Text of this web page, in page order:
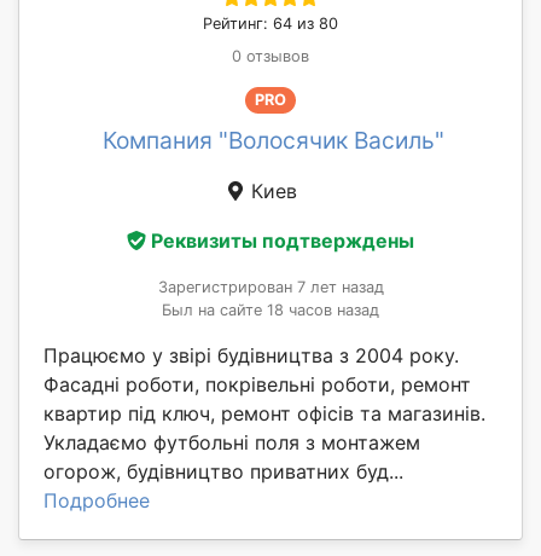
Рейтинг: 64 из 80
0 отзывов
PRO
Компания "Волосячик Василь"
Киев
Реквизиты подтверждены
Зарегистрирован 7 лет назад
Был на сайте 18 часов назад
Працюємо у звірі будівництва з 2004 року.
Фасадні роботи, покрівельні роботи, ремонт
квартир під ключ, ремонт офісів та магазинів.
Укладаємо футбольні поля з монтажем
огорож, будівництво приватних буд...
Подробнее